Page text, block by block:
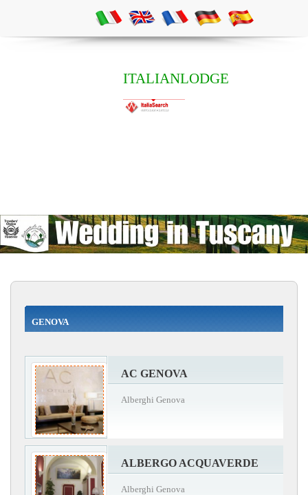
ITALIANLODGE
GENOVA
AC GENOVA
Alberghi Genova
ALBERGO ACQUAVERDE
Alberghi Genova